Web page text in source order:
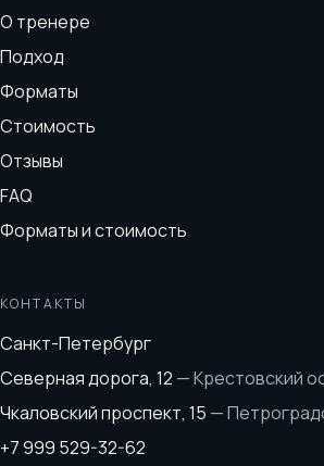
О тренере
Подход
Форматы
Стоимость
Отзывы
FAQ
Форматы и стоимость
КОНТАКТЫ
Санкт-Петербург
Северная дорога, 12 —Крестовский
Чкаловский проспект, 15 —
+7 999 529-32-62